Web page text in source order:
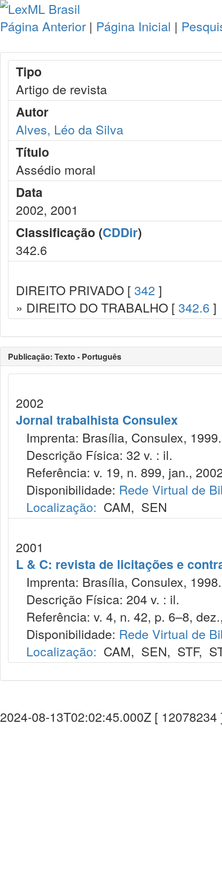
Página Anterior | Página Inicial |
Tipo
Artigo de revista
Autor
Alves, Léo da Silva
Título
Assédio moral
Data
2002, 2001
Classificação (CDDir)
342.6
DIREITO PRIVADO [ 342 ]
» DIREITO DO TRABALHO [ 342.6 ]
Publicação: Texto - Português
2002
Jornal trabalhista Consulex
Imprenta: Brasília, Consulex, 1999.
Descrição Física: 32 v. : il.
Referência: v. 19, n. 899, jan.,
Disponibilidade: Rede Virtual de
Localização: CAM, SEN
2001
L & C: revista de licitações e
Imprenta: Brasília, Consulex, 1998.
Descrição Física: 204 v. : il.
Referência: v. 4, n. 42, p. 6–8,
Disponibilidade: Rede Virtual de
Localização: CAM, SEN, STF,
2024-08-13T02:02:45.000Z [ 12078234